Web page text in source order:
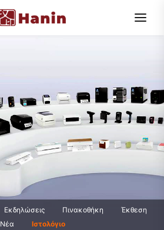
Εκδηλώσεις Πινακοθήκη
Έκθεση
Νέα
Ιστολόγιο